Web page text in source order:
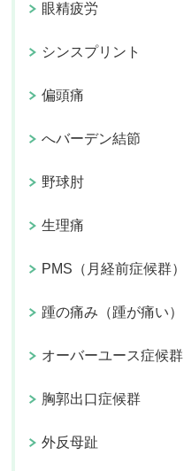
眼精疲労
シンスプリント
偏頭痛
へバーデン結節
野球肘
生理痛
PMS（月経前症候群）
踵の痛み（踵が痛い）
オーバーユース症候群
胸郭出口症候群
外反母趾